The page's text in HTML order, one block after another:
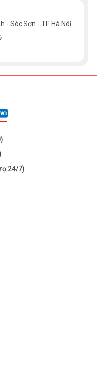
- Sóc Sơn - TP Hà Nôị
24/7)